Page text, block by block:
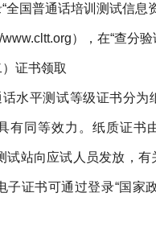
“全国普通话培训测试信息
www.cltt.org） ，在“查分验
）证书领取
话水平测试等级证书分为
有同等效力。纸质证书
试站向应试 人员发放，有
子证书可通过登录“国家